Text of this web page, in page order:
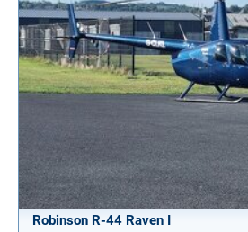
Robinson R-44 Raven I